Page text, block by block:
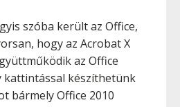
szóba került az Office,
hogy az Acrobat X
az Office
kattintással készíthetünk
bármely Office 2010